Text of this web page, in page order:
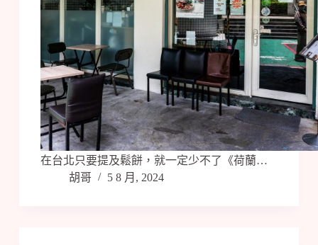
在台北只要提及鬆餅，就一定少不了《荷蘭…
胡哥
5 8 月, 2024